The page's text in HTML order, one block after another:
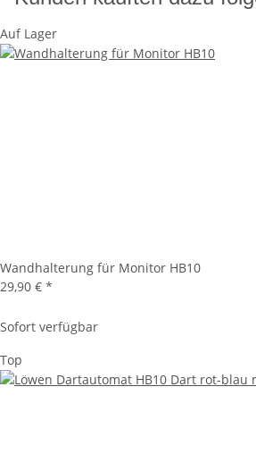
Auf Lager
Wandhalterung für Monitor HB10
29,90 € *
Sofort verfügbar
Top